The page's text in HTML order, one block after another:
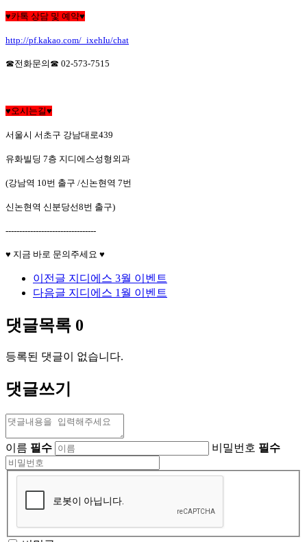
♥카톡 상담 및 예약♥
http://pf.kakao.com/_ixehIu/chat
☎전화문의 ☎ 02-573-7515
♥오시는길♥
서울시 서초구 강남대로439
유화빌딩 7층 지디에스성형외과
(강남역 10번 출구 /신논현역 7번
신논현역 신분당선8번 출구)
---------------------------------
♥ 지금 바로 문의주세요 ♥
이전글 지디에스 3월 이벤트
다음글 지디에스 1월 이벤트
댓글목록 0
등록된 댓글이 없습니다.
댓글쓰기
이름 필수 비밀번호 필수